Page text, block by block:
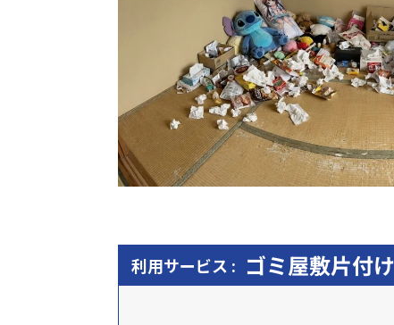
利用サービス : ゴミ屋敷片付け